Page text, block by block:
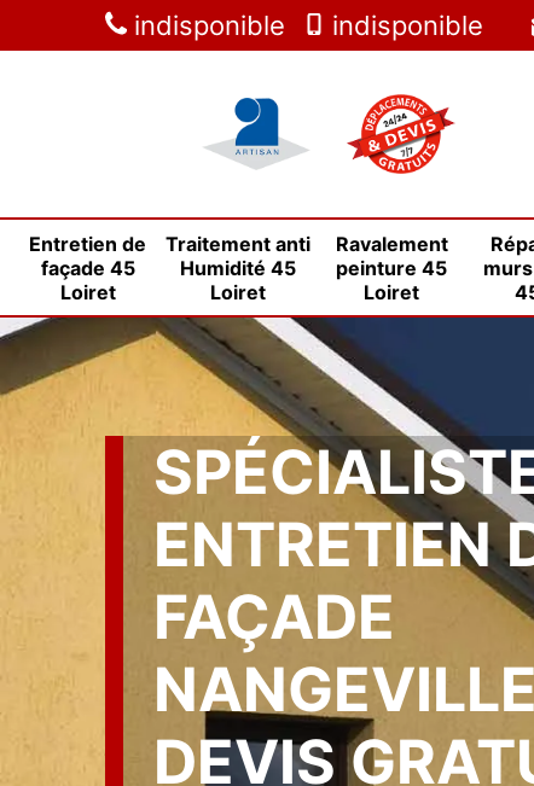
indisponible indisponible
Entretien de
façade 45
Loiret
Traitement anti
Humidité 45
Loiret
Ravalement
peinture 45
Loiret
ENTRETIEN
FAÇADE
DEVIS